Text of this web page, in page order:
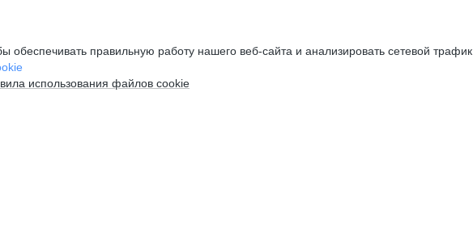
правильную работу нашего веб-сайта и анализировать сетевой трафик.
использования файлов cookie